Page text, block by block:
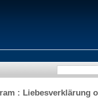
: Liebesverklärung